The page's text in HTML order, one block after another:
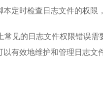
定时检查日志文件的权限
见的日志文件权限错误
有效地维护和管理日志文